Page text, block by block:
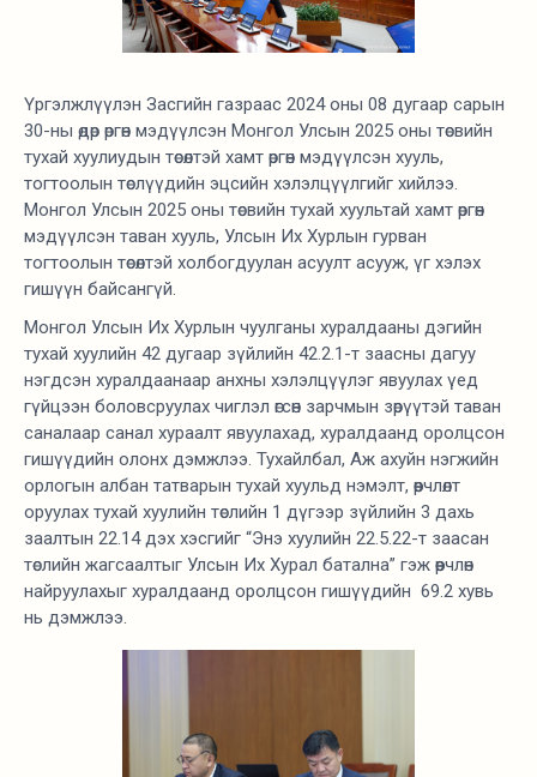
Үргэлжлүүлэн Засгийн газраас 2024 оны 08 дугаар сарын
30-ны өдөр өргөн мэдүүлсэн Монгол Улсын 2025 оны төсвийн
тухай хуулиудын төсөлтэй хамт өргөн мэдүүлсэн хууль,
тогтоолын төслүүдийн эцсийн хэлэлцүүлгийг хийлээ.
Монгол Улсын 2025 оны төсвийн тухай хуультай хамт өргөн
мэдүүлсэн таван хууль, Улсын Их Хурлын гурван
тогтоолын төсөлтэй холбогдуулан асуулт асууж, үг хэлэх
гишүүн байсангүй.
Монгол Улсын Их Хурлын чуулганы хуралдааны дэгийн
тухай хуулийн 42 дугаар зүйлийн 42.2.1-т заасны дагуу
нэгдсэн хуралдаанаар анхны хэлэлцүүлэг явуулах үед
гүйцээн боловсруулах чиглэл өгсөн зарчмын зөрүүтэй таван
саналаар санал хураалт явуулахад, хуралдаанд оролцсон
гишүүдийн олонх дэмжлээ. Тухайлбал, Аж ахуйн нэгжийн
орлогын албан татварын тухай хуульд нэмэлт, өөрчлөлт
оруулах тухай хуулийн төслийн 1 дүгээр зүйлийн 3 дахь
заалтын 22.14 дэх хэсгийг “Энэ хуулийн 22.5.22-т заасан
төслийн жагсаалтыг Улсын Их Хурал батална” гэж өөрчлөн
найруулахыг хуралдаанд оролцсон гишүүдийн 69.2 хувь
нь дэмжлээ.